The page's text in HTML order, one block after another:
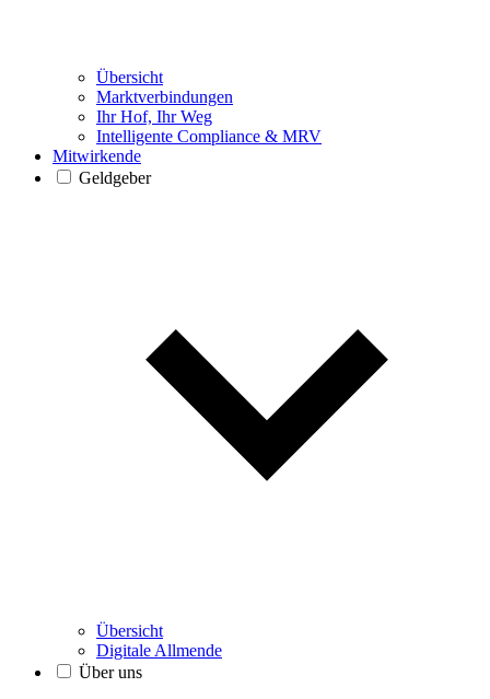
Übersicht
Marktverbindungen
Ihr Hof, Ihr Weg
Intelligente Compliance & MRV
Mitwirkende
Geldgeber
Übersicht
Digitale Allmende
Über uns